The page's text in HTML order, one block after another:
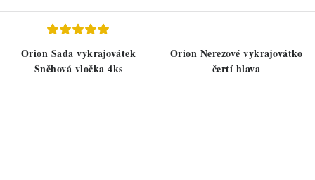
Orion Sada vykrajovátek
Sněhová vločka 4ks
Orion Nerezové vykrajovátko
čertí hlava